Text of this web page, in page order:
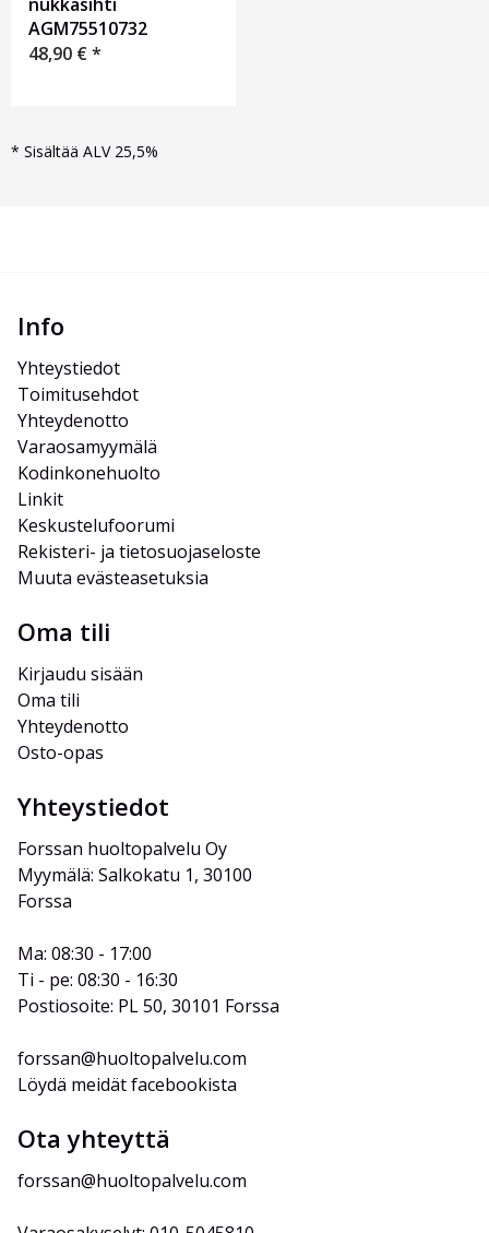
AGM75510732
48,90 €*
* Sisältää ALV 25,5%
Info
Yhteystiedot
Toimitusehdot
Yhteydenotto
Varaosamyymälä
Kodinkonehuolto
Linkit
Keskustelufoorumi
Rekisteri- ja tietosuojaseloste
Muuta evästeasetuksia
Oma tili
Kirjaudu sisään
Oma tili
Yhteydenotto
Osto-opas
Yhteystiedot
Forssan huoltopalvelu Oy
Myymälä: Salkokatu 1, 30100
Forssa
Ma: 08:30 - 17:00
Ti - pe: 08:30 - 16:30
Postiosoite: PL 50, 30101 Forssa
forssan@huoltopalvelu.com
Löydä meidät facebookista
Ota yhteyttä
forssan@huoltopalvelu.com